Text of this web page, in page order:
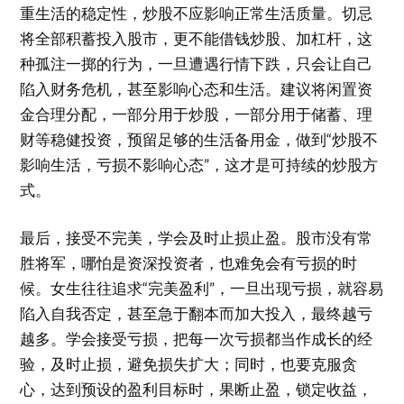
重生活的稳定性，炒股不应影响正常生活质量。切忌
将全部积蓄投入股市，更不能借钱炒股、加杠杆，这
种孤注一掷的行为，一旦遭遇行情下跌，只会让自己
陷入财务危机，甚至影响心态和生活。建议将闲置资
金合理分配，一部分用于炒股，一部分用于储蓄、理
财等稳健投资，预留足够的生活备用金，做到“炒股不
影响生活，亏损不影响心态”，这才是可持续的炒股方
式。
最后，接受不完美，学会及时止损止盈。股市没有常
胜将军，哪怕是资深投资者，也难免会有亏损的时
候。女生往往追求“完美盈利”，一旦出现亏损，就容易
陷入自我否定，甚至急于翻本而加大投入，最终越亏
越多。学会接受亏损，把每一次亏损都当作成长的经
验，及时止损，避免损失扩大；同时，也要克服贪
心，达到预设的盈利目标时，果断止盈，锁定收益，